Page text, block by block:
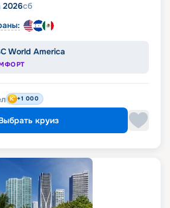
2026сб
World America
+1 000
круиз